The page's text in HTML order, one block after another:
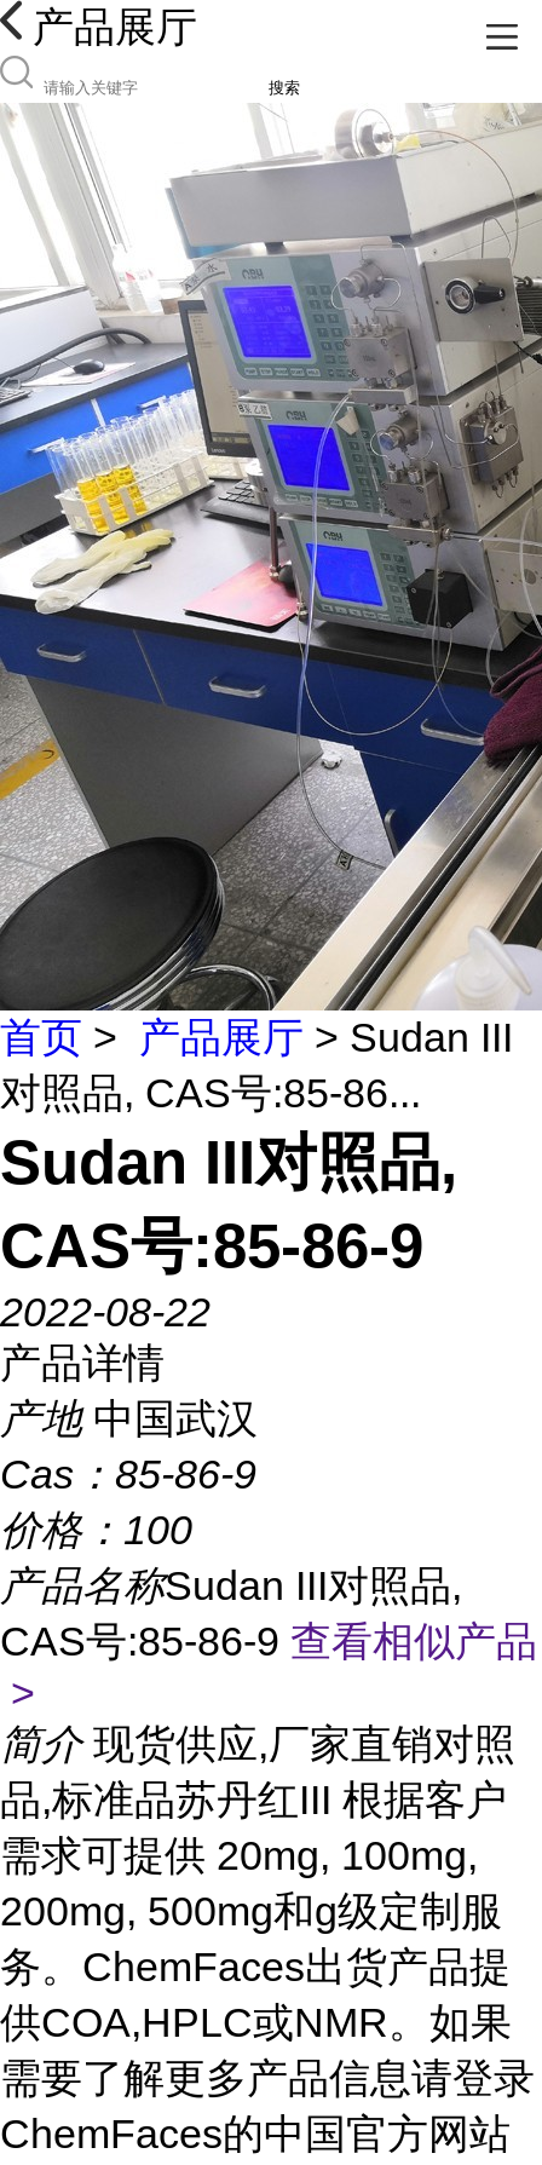
产品展厅
搜索
首页 > 产品展厅 > Sudan III
对照品, CAS号:85-86...
Sudan III对照品,
CAS号:85-86-9
2022-08-22
产品详情
产地 中国武汉
Cas： 85-86-9
价格： 100
产品名称Sudan III对照品,
CAS号:85-86-9 查看相似产品
>
简介 现货供应,厂家直销对照
品,标准品苏丹红III 根据客户
需求可提供 20mg, 100mg,
200mg, 500mg和g级定制服
务。ChemFaces出货产品提
供COA,HPLC或NMR。如果
需要了解更多产品信息请登录
ChemFaces的中国官方网站